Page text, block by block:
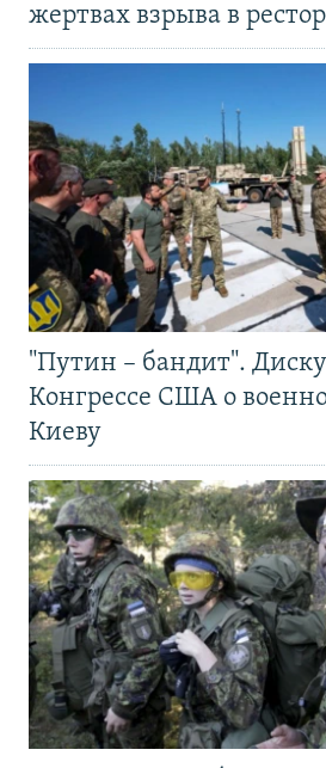
жертвах взрыва в
"Путин – бандит".
Конгрессе США о
Киеву